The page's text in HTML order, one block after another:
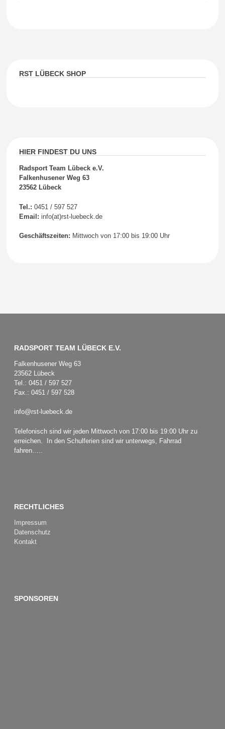
RST LÜBECK SHOP
HIER FINDEST DU UNS
Radsport Team Lübeck e.V.
Falkenhusener Weg 63
23562 Lübeck
Tel.: 0451 / 597 527
Email: info(at)rst-luebeck.de
Geschäftszeiten: Mittwoch von 17:00 bis 19:00 Uhr
RADSPORT TEAM LÜBECK E.V.
Falkenhusener Weg 63
23562 Lübeck
Tel.: 0451 / 597 527
Fax.: 0451 / 597 528
info@rst-luebeck.de
Telefonisch sind wir jeden Mittwoch von 17:00 bis 19:00 Uhr zu
erreichen. In den Schulferien sind wir unterwegs, Fahrrad
fahren…..
RECHTLICHES
Impressum
Datenschutz
Kontakt
SPONSOREN